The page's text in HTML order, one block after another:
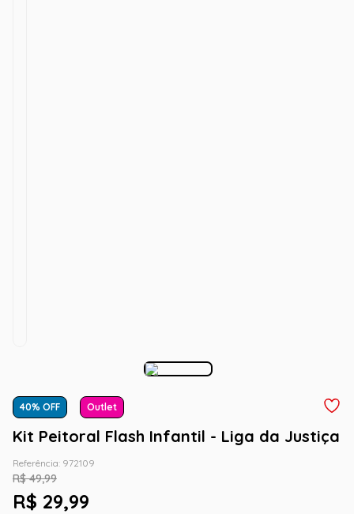
40% OFF Outlet
Kit Peitoral Flash Infantil - Liga da Justiça
Referência: 972109
R$ 49,99
R$ 29,99